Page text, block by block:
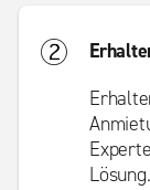
Lösung.